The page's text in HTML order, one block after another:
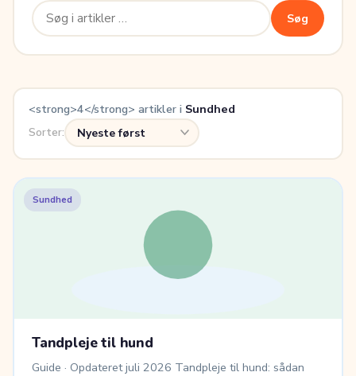
Søg
efter:
Søg
<strong>4</strong> artikler i Sundhed
Sorter:
Sundhed
Tandpleje til hund
Guide · Opdateret juli 2026 Tandpleje til hund: sådan